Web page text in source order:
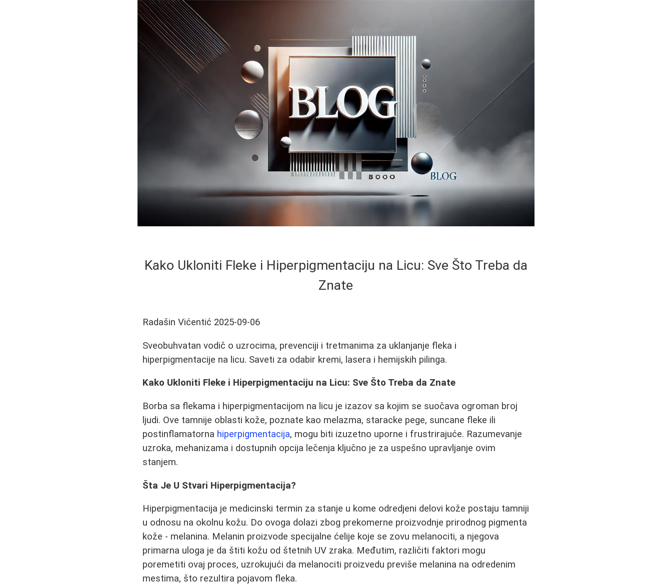
Kako Ukloniti Fleke i Hiperpigmentaciju na Licu: Sve Što Treba da
Znate
Radašin Vićentić 2025-09-06
Sveobuhvatan vodič o uzrocima, prevenciji i tretmanima za uklanjanje fleka i
hiperpigmentacije na licu. Saveti za odabir kremi, lasera i hemijskih pilinga.
Kako Ukloniti Fleke i Hiperpigmentaciju na Licu: Sve Što Treba da Znate
Borba sa flekama i hiperpigmentacijom na licu je izazov sa kojim se suočava ogroman broj
ljudi. Ove tamnije oblasti kože, poznate kao melazma, staracke pege, suncane fleke ili
postinflamatorna hiperpigmentacija, mogu biti izuzetno uporne i frustrirajuće. Razumevanje
uzroka, mehanizama i dostupnih opcija lečenja ključno je za uspešno upravljanje ovim
stanjem.
Šta Je U Stvari Hiperpigmentacija?
Hiperpigmentacija je medicinski termin za stanje u kome odredjeni delovi kože postaju tamniji
u odnosu na okolnu kožu. Do ovoga dolazi zbog prekomerne proizvodnje prirodnog pigmenta
kože - melanina. Melanin proizvode specijalne ćelije koje se zovu melanociti, a njegova
primarna uloga je da štiti kožu od štetnih UV zraka. Međutim, različiti faktori mogu
poremetiti ovaj proces, uzrokujući da melanociti proizvedu previše melanina na odredenim
mestima, što rezultira pojavom fleka.